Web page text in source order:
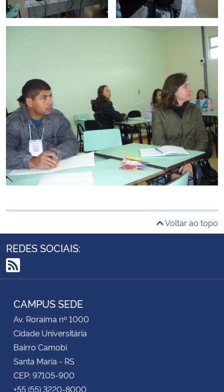
Voltar ao topo
REDES SOCIAIS:
RSS
CAMPUS SEDE
Av. Roraima nº 1000
Cidade Universitária
Bairro Camobi
Santa Maria - RS
CEP: 97105-900
+55 (55) 3220-8000